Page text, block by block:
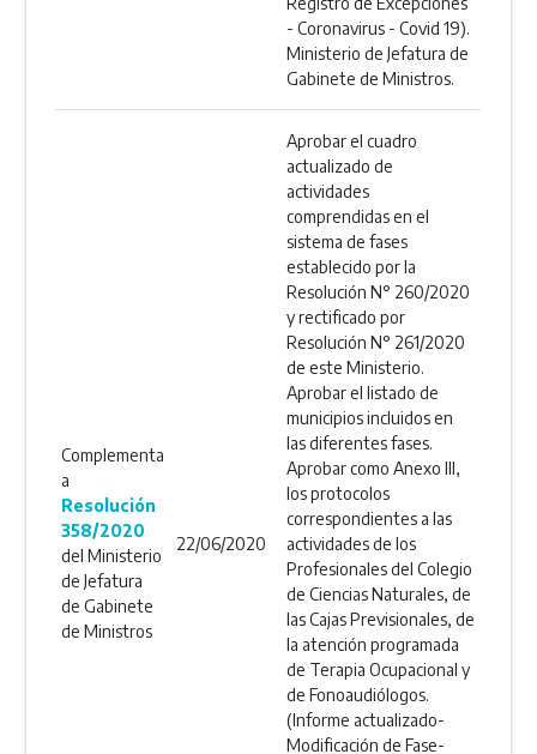
- Coronavirus - Covid 19).
Ministerio de Jefatura de
Gabinete de Ministros.
Complementa
a
Resolución
358/2020
del Ministerio
de Jefatura
de Gabinete
de Ministros
22/06/2020
Aprobar el cuadro
actualizado de
actividades
comprendidas en el
sistema de fases
establecido por la
Resolución N° 260/2020
y rectificado por
Resolución N° 261/2020
de este Ministerio.
Aprobar el listado de
municipios incluidos en
las diferentes fases.
Aprobar como Anexo III,
los protocolos
correspondientes a las
actividades de los
Profesionales del Colegio
de Ciencias Naturales, de
las Cajas Previsionales, de
la atención programada
de Terapia Ocupacional y
de Fonoaudiólogos.
(Informe actualizado-
Modificación de Fase-